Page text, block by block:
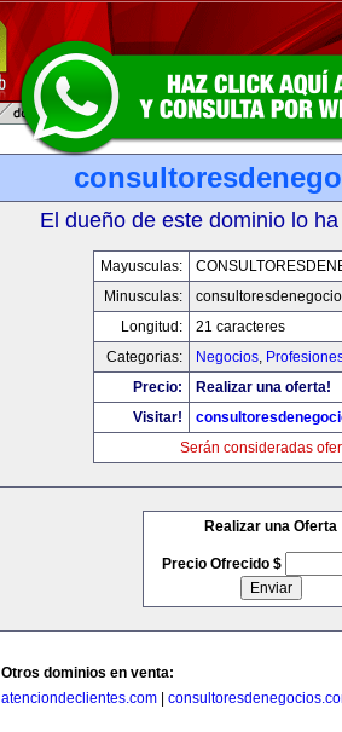
El dueño de este dominio lo
Mayusculas:
Minusculas:
Longitud:
21 caracteres
Categorias:
Negocios,
Precio:
Realizar una oferta!
Visitar!
Serán consideradas
Realizar una Oferta
Precio Ofrecido $
Otros dominios en venta:
atenciondeclientes.com